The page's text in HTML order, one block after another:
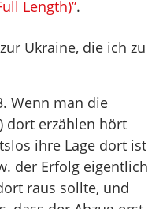
Length)”.
Ukraine, die ich zu
Wenn man die
dort erzählen hört
ihre Lage dort ist
der Erfolg eigentlich
raus sollte, und